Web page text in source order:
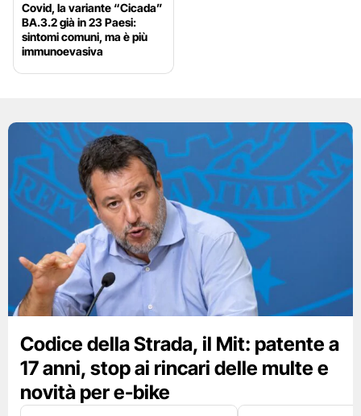
Covid, la variante “Cicada”
BA.3.2 già in 23 Paesi:
sintomi comuni, ma è più
immunoevasiva
Codice della Strada, il Mit: patente a
17 anni, stop ai rincari delle multe e
novità per e-bike